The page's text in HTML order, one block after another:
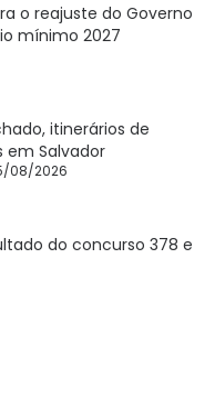
o reajuste do Governo
mínimo 2027
itinerários de
em Salvador
08/2026
do concurso 378 e